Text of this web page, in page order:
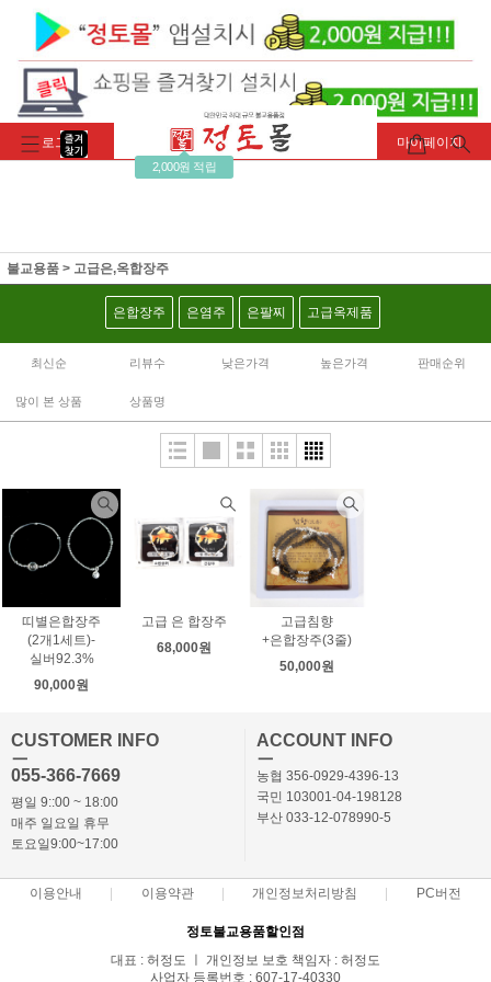
로그인 회원가입
2,000원 적립
주문조회 마이페이지
불교용품 > 고급은,옥합장주
은합장주 은염주 은팔찌 고급옥제품
최신순 리뷰수 낮은가격 높은가격 판매순위
많이 본 상품 상품명
띠별은합장주
(2개1세트)-
실버92.3%
90,000원
고급 은 합장주
68,000원
고급침향
+은합장주(3줄)
50,000원
CUSTOMER INFO
ㅡ
055-366-7669
평일 9::00 ~ 18:00
매주 일요일 휴무
토요일9:00~17:00
ACCOUNT INFO
ㅡ
농협 356-0929-4396-13
국민 103001-04-198128
부산 033-12-078990-5
이용안내 이용약관 개인정보처리방침 PC버전
정토불교용품할인점
대표 : 허정도 ㅣ 개인정보 보호 책임자 : 허정도
사업자 등록번호 : 607-17-40330